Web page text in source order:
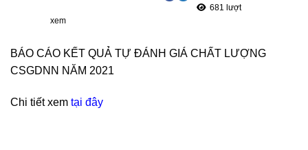
681 lượt
xem
BÁO CÁO KẾT QUẢ TỰ ĐÁNH GIÁ CHẤT LƯỢNG
CSGDNN NĂM 2021
Chi tiết xem tại đây